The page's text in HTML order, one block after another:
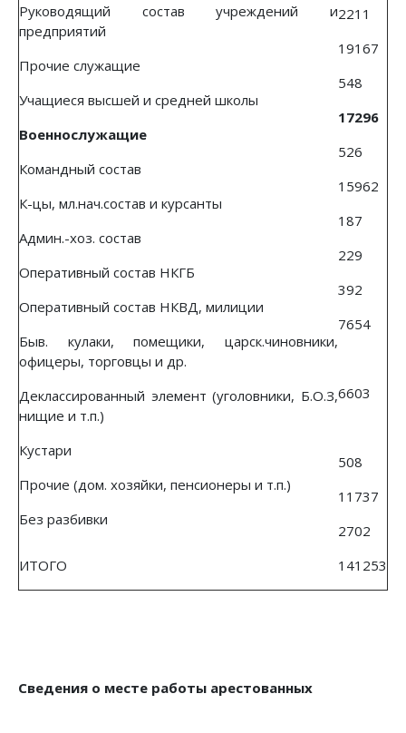
Руководящий состав учреждений и
предприятий
Прочие служащие
Учащиеся высшей и средней школы
Военнослужащие
Командный состав
К-цы, мл.нач.состав и курсанты
Админ.-хоз. состав
Оперативный состав НКГБ
Оперативный состав НКВД, милиции
Быв. кулаки, помещики, царск.чиновники,
офицеры, торговцы и др.
Деклассированный элемент (уголовники, Б.О.З,
нищие и т.п.)
Кустари
Прочие (дом. хозяйки, пенсионеры и т.п.)
Без разбивки
2211
19167
548
17296
526
15962
187
229
392
7654
6603
508
11737
2702
ИТОГО
141253
Сведения о месте работы арестованных